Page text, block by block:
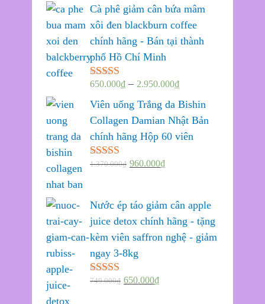
sao
Cà phê giảm cân bứa mâm
xôi đen blackburn coffee
chính hãng - Bán tại thành
phố Hồ Chí Minh
Được xếp
sao
650.000₫– 2.950.000₫
Viên uống Trắng da Bishin
Collagen Damian Nhật Bản
chính hãng Hộp 60 viên
Được xếp
1.370.000₫ 960.000₫
Nước ép táo giảm cân apple
juice detox chính hãng - tặng
kèm viên saffron nghệ - giảm
ngay 3-8kg
Được xếp
749.000₫ 650.000₫